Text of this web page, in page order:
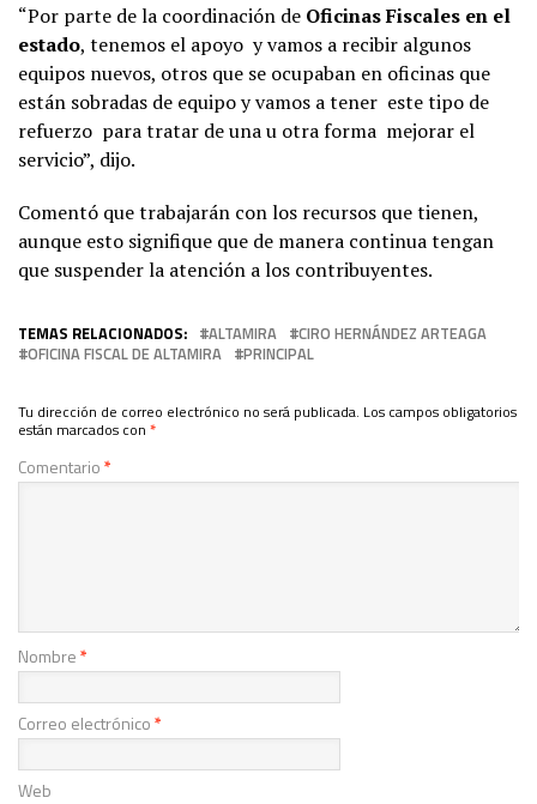
“Por parte de la coordinación de Oficinas Fiscales en el
estado, tenemos el apoyo y vamos a recibir algunos
equipos nuevos, otros que se ocupaban en oficinas que
están sobradas de equipo y vamos a tener este tipo de
refuerzo para tratar de una u otra forma mejorar el
servicio”, dijo.
Comentó que trabajarán con los recursos que tienen,
aunque esto signifique que de manera continua tengan
que suspender la atención a los contribuyentes.
TEMAS RELACIONADOS: ALTAMIRA
CIRO HERNÁNDEZ ARTEAGA
OFICINA FISCAL DE ALTAMIRA
PRINCIPAL
Tu dirección de correo electrónico no será publicada. Los campos obligatorios
están marcados con *
Comentario*
Nombre*
Correo electrónico*
Web